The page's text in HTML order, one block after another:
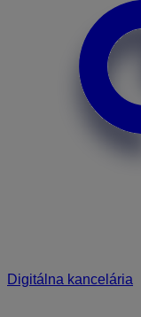
Digitálna kancelária